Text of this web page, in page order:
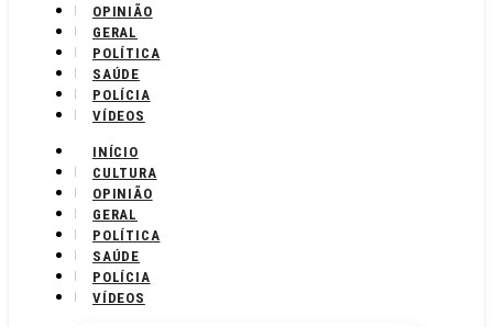
OPINIÃO
GERAL
POLÍTICA
SAÚDE
POLÍCIA
VÍDEOS
INÍCIO
CULTURA
OPINIÃO
GERAL
POLÍTICA
SAÚDE
POLÍCIA
VÍDEOS